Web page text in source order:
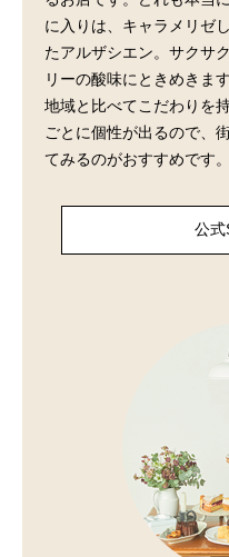
に入りは、キャラメリゼ
たアルザシエン。サクサ
リーの酸味にときめきま
地域と比べてこだわりを
ごとに個性が出るので、
てみるのがおすすめです。
公式